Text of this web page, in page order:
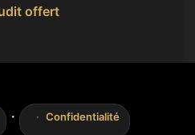
offert
· Confidentialité